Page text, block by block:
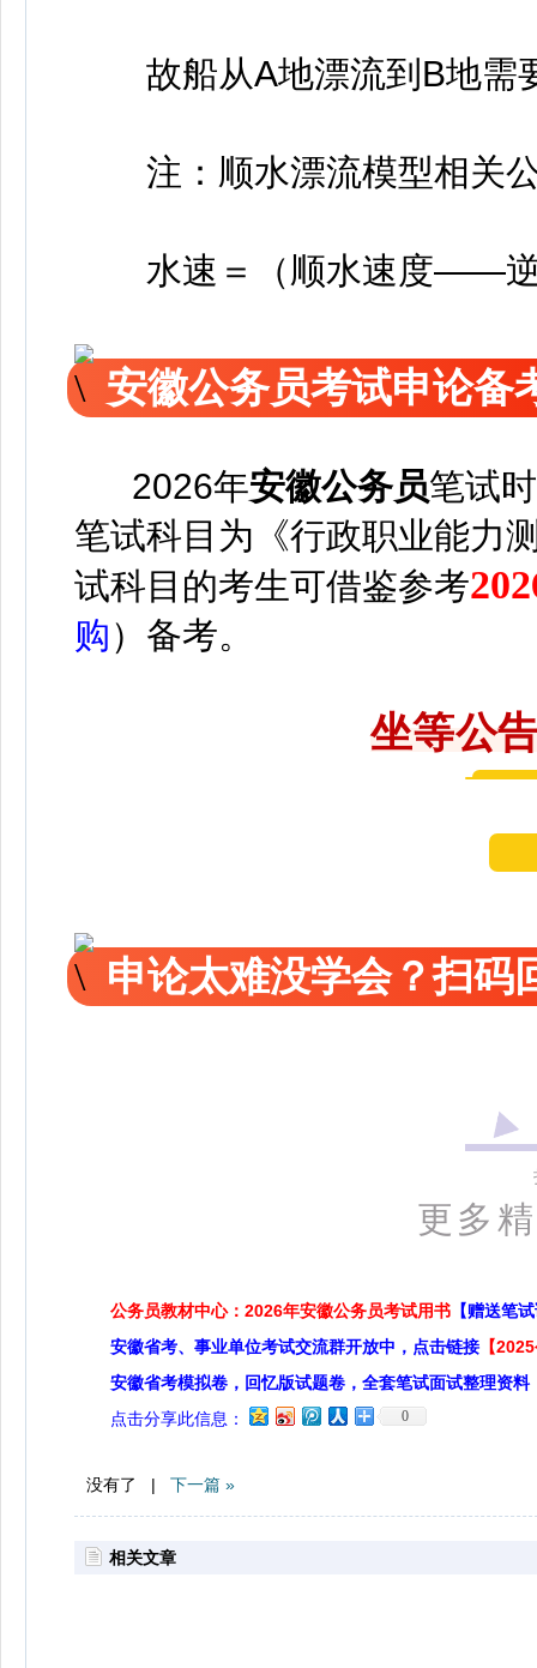
故船从A地漂流到B地需
注：顺水漂流模型相关
水速＝（顺水速度——逆
安徽公务员考试申论备
2026年安徽公务员笔试
笔试科目为《行政职业能力
试科目的考生可借鉴参考
购）备考。
坐等公
申论太难没学会？扫码
更多精
公务员教材中心：2026年安徽公务员考试用书 【赠送笔
安徽省考、事业单位考试交流群开放中，点击链接 【
安徽省考模拟卷，回忆版试题卷，全套笔试面试整理资料
点击分享此信息：
0
没有了 | 下一篇 »
相关文章